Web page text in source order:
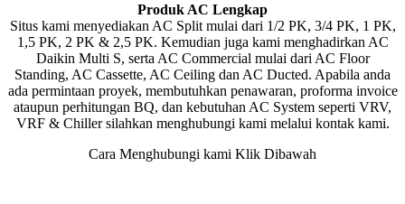
Produk AC Lengkap
Situs kami menyediakan AC Split mulai dari 1/2 PK, 3/4 PK, 1 PK,
1,5 PK, 2 PK & 2,5 PK. Kemudian juga kami menghadirkan AC
Daikin Multi S, serta AC Commercial mulai dari AC Floor
Standing, AC Cassette, AC Ceiling dan AC Ducted. Apabila anda
ada permintaan proyek, membutuhkan penawaran, proforma invoice
ataupun perhitungan BQ, dan kebutuhan AC System seperti VRV,
VRF & Chiller silahkan menghubungi kami melalui kontak kami.
Cara Menghubungi kami Klik Dibawah